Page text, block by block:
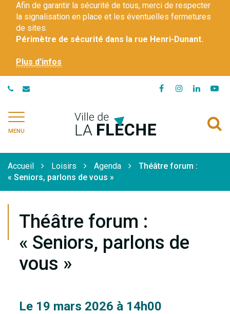
Afin de garantir la sécurité de tous, merci de respecter
la signalisation en place et les éventuelles fermetures
de sites.
Périmètre de sécurité dans la rue Henri-Dunant.
Plus d’infos
Lien
Lien
compte
Instagram
Lien
compte
MENU
Accueil Loisirs Agenda
Théâtre forum :
« Seniors, parlons de vous »
Théâtre forum :
« Seniors, parlons de
vous »
Le 19 mars 2026 à 14h00